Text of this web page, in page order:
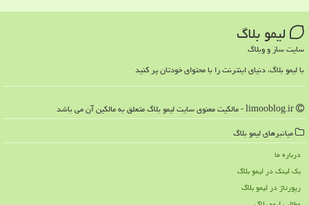
لیمو بلاگ
سایت ساز و وبلاگ
با لیمو بلاگ، دنیای اینترنت را با محتوای خودتان پر کنید
میانبرهای لیمو بلاگ
درباره ما
بک لینک در لیمو بلاگ
رپورتاژ در لیمو بلاگ